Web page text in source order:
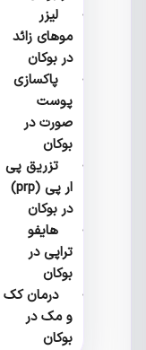
لیزر
موهای زائد
در بوکان
پاکسازی
پوست
صورت در
بوکان
تزریق پی
ار پی (prp)
در بوکان
هایفو
تراپی در
بوکان
درمان کک
و مک در
بوکان